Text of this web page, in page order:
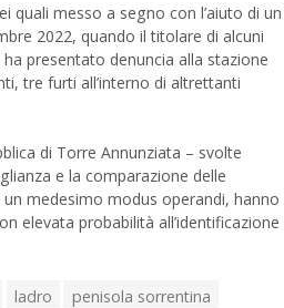
quali messo a segno con l’aiuto di un
2022, quando il titolare di alcuni
presentato denuncia alla stazione
tre furti all’interno di altrettanti
di Torre Annunziata – svolte
e la comparazione delle
medesimo modus operandi, hanno
elevata probabilità all’identificazione
ladro
penisola sorrentina